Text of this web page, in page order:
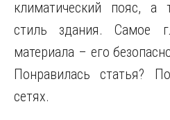
климатический пояс, а
стиль здания. Самое
материала – его
Понравилась статья?
сетях.